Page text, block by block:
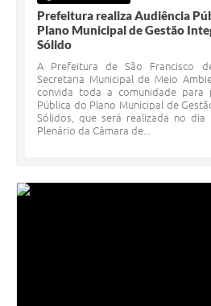
Prefeitura realiza Audiência
Plano Municipal de Gestão
Sólido
A Prefeitura de São Francisco
Secretaria Municipal de Meio
convida toda a comunidade para
Pública do Plano Municipal de
Sólidos, que será realizada no dia
Plenário da Câmara de...